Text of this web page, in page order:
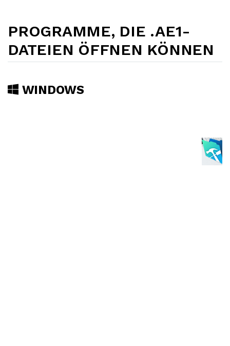
PROGRAMME, DIE .AE1-
DATEIEN ÖFFNEN KÖNNEN
WINDOWS